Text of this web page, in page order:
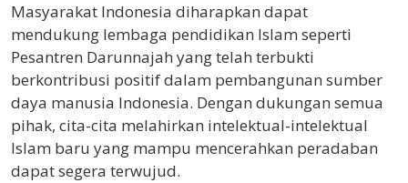
Masyarakat Indonesia diharapkan dapat
mendukung lembaga pendidikan Islam seperti
Pesantren Darunnajah yang telah terbukti
berkontribusi positif dalam pembangunan sumber
daya manusia Indonesia. Dengan dukungan semua
pihak, cita-cita melahirkan intelektual-intelektual
Islam baru yang mampu mencerahkan peradaban
dapat segera terwujud.